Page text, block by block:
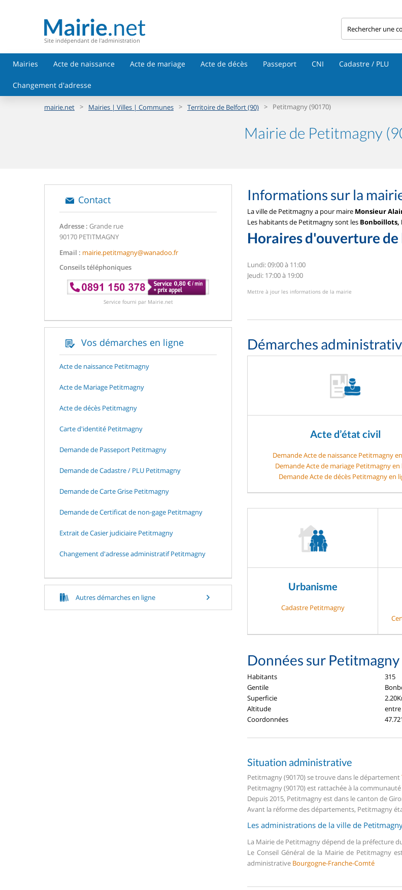
Site indépendant de l'administration
Mairies Acte de naissance Acte de mariage Acte de décès Passeport CNI Cadastre / PLU
Changement d'adresse
mairie.net > Mairies | Villes | Communes > Territoire de Belfort (90) > Petitmagny (90170)
Mairie de Petitmagny
Contact
Adresse : Grande rue
90170 PETITMAGNY
Email : mairie.petitmagny@wanadoo.fr
Conseils téléphoniques
Service fourni par Mairie.net
Vos démarches en ligne
Acte de naissance Petitmagny
Acte de Mariage Petitmagny
Acte de décès Petitmagny
Carte d'identité Petitmagny
Demande de Passeport Petitmagny
Demande de Cadastre / PLU Petitmagny
Demande de Carte Grise Petitmagny
Demande de Certificat de non-gage Petitmagny
Extrait de Casier judiciaire Petitmagny
Changement d'adresse administratif Petitmagny
Autres démarches en ligne
Informations sur la
La ville de Petitmagny a pour maire Monsieur
Les habitants de Petitmagny sont les Bonboillots,
Horaires d'ouverture
Lundi: 09:00 à 11:00
Jeudi: 17:00 à 19:00
Mettre à jour les informations de la mairie
Démarches
Acte d’état civil
Demande Acte de naissance Petitmagny
Demande Acte de mariage Petitmagny en
Demande Acte de décès Petitmagny en
Urbanisme
Cadastre Petitmagny
Données sur Petitmagny
Habitants
315
Gentile
Superficie
Altitude
entre
Coordonnées
Situation administrative
Petitmagny (90170) se trouve dans le département
Petitmagny (90170) est rattachée à la
Depuis 2015, Petitmagny est dans le canton de
Avant la réforme des départements, Petitmagny
Les administrations de la ville de
La Mairie de Petitmagny dépend de la préfecture
Le Conseil Général de la Mairie de Petitmagny
administrative Bourgogne-Franche-Comté